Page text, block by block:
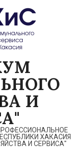
И
ХАКАСИЯ
И СЕРВИСА"